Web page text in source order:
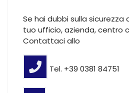
Se hai dubbi sulla sicurezza
tuo ufficio, azienda, centro
Contattaci allo
Tel. +39 0381 84751